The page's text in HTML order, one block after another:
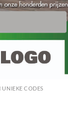
UNIEKE CODES